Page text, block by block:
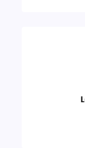
Praktik
mata